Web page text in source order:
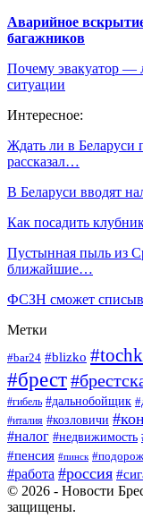
Аварийное
багажников
Почему эвакуатор —
ситуации
Интересное:
Ждать ли в Беларуси
рассказал…
В Беларуси вводят
Как посадить
Пустынная пыль из
ближайшие…
ФСЗН сможет
Метки
#bar24 #blizko
#брест
#гибель #дальнобойщик
#италия #козловичи
#налог #недвижимость
#пенсия #пинск
#работа #россия
© 2026 - Новости
защищены.